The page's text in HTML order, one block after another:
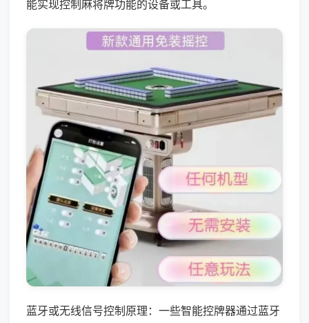
能实现控制麻将牌功能的设备或工具。
蓝牙或无线信号控制原理：一些智能控牌器通过蓝牙